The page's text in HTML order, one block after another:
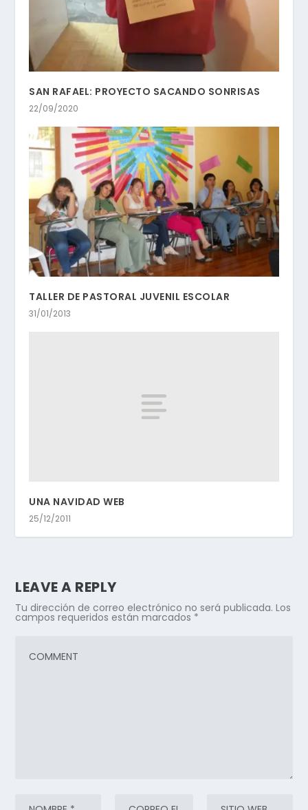
SAN RAFAEL: PROYECTO SACANDO SONRISAS
22/09/2020
TALLER DE PASTORAL JUVENIL ESCOLAR
31/01/2013
UNA NAVIDAD WEB
25/12/2011
LEAVE A REPLY
Tu dirección de correo electrónico no será publicada. Los
campos requeridos están marcados *